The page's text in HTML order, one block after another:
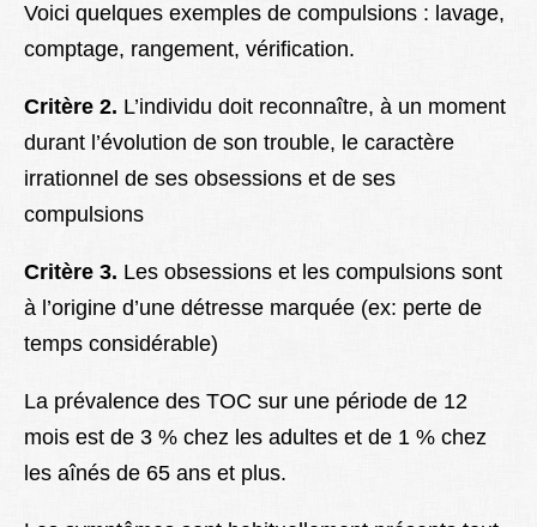
Voici quelques exemples de compulsions : lavage,
comptage, rangement, vérification.
Critère 2. L’individu doit reconnaître, à un moment
durant l’évolution de son trouble, le caractère
irrationnel de ses obsessions et de ses
compulsions
Critère 3. Les obsessions et les compulsions sont
à l’origine d’une détresse marquée (ex: perte de
temps considérable)
La prévalence des TOC sur une période de 12
mois est de 3 % chez les adultes et de 1 % chez
les aînés de 65 ans et plus.